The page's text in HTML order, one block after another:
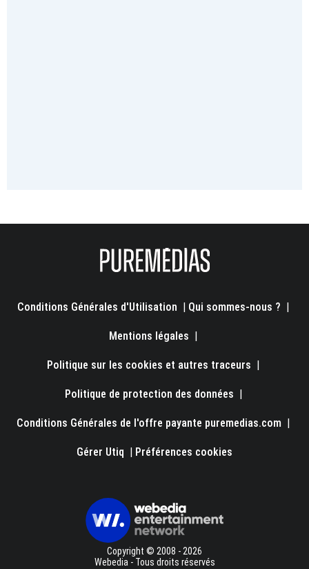
Conditions Générales d'Utilisation Qui sommes-nous ?
Mentions légales
Politique sur les cookies et autres traceurs
Politique de protection des données
Conditions Générales de l'offre payante puremedias.com
Gérer Utiq Préférences cookies
Copyright © 2008 - 2026
Webedia - Tous droits réservés